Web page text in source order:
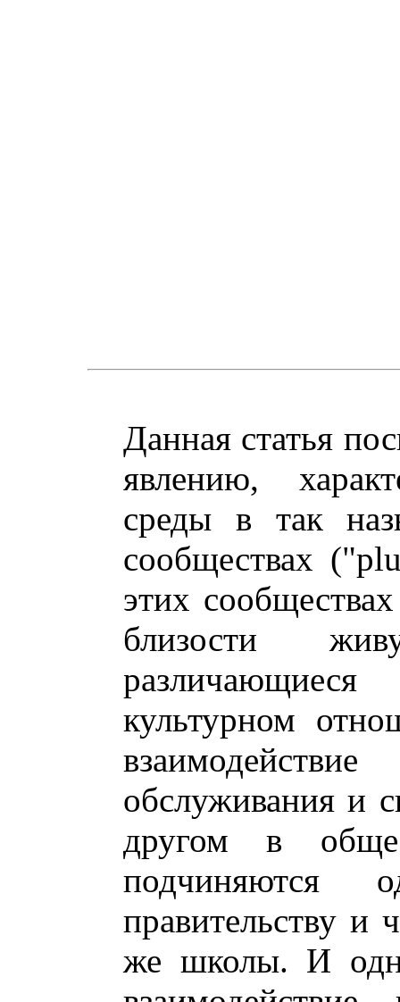
Данная статья
явлению,
среды в так
сообществах
этих
близости
культурном
обслуживания и
другом в
правительству и
же школы. И